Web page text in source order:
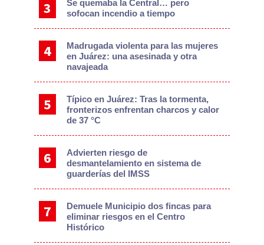
Se quemaba la Central… pero
sofocan incendio a tiempo
Madrugada violenta para las mujeres
en Juárez: una asesinada y otra
navajeada
Típico en Juárez: Tras la tormenta,
fronterizos enfrentan charcos y calor
de 37 °C
Advierten riesgo de
desmantelamiento en sistema de
guarderías del IMSS
Demuele Municipio dos fincas para
eliminar riesgos en el Centro
Histórico